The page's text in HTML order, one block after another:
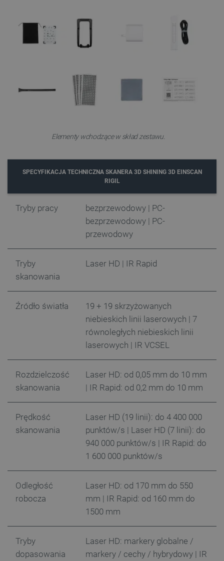
Elementy wchodzące w skład zestawu.
SPECYFIKACJA TECHNICZNA SKANERA 3D SHINING 3D EINSCAN
RIGIL
Tryby pracy
bezprzewodowy | PC-
bezprzewodowy | PC-
przewodowy
Tryby
skanowania
Laser HD | IR Rapid
Źródło światła
19 + 19 skrzyżowanych
niebieskich linii laserowych | 7
równoległych niebieskich linii
laserowych | IR VCSEL
Rozdzielczość
skanowania
Laser HD: od 0,05 mm do 10 mm
| IR Rapid: od 0,2 mm do 10 mm
Prędkość
skanowania
Laser HD (19 linii): do 4 400 000
punktów/s | Laser HD (7 linii): do
940 000 punktów/s | IR Rapid: do
1 600 000 punktów/s
Odległość
robocza
Laser HD: od 170 mm do 550
mm | IR Rapid: od 160 mm do
1500 mm
Tryby
dopasowania
Laser HD: markery globalne /
markery / cechy / hybrydowy | IR
Niezbędne pliki cookie umożliwiają korzystanie z
podstawowych funkcji strony internetowej, takich
jak logowanie użytkownika i zarządzanie kontem.
Nazwa
VISITOR_PRIVACY_METADATA
YouTube
Cloudflare Inc.
Polityce prywatności Google